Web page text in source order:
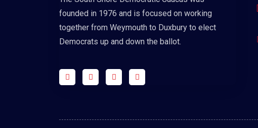
founded in 1976 and is focused on working
together from Weymouth to Duxbury to elect
Democrats up and down the ballot.